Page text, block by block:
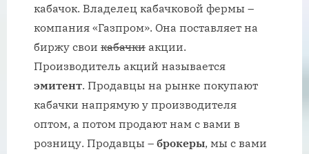
кабачок. Владелец кабачковой фермы –
компания «Газпром». Она поставляет на
биржу свои кабачки акции.
Производитель акций называется
эмитент. Продавцы на рынке покупают
кабачки напрямую у производителя
оптом, а потом продают нам с вами в
розницу. Продавцы – брокеры, мы с вами